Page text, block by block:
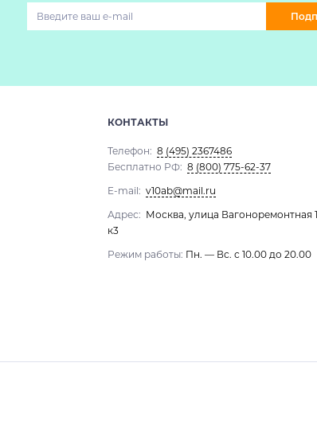
КОНТАКТЫ
Телефон: 8 (495) 2367486
Бесплатно РФ: 8 (800) 775-62-37
E-mail: v10ab@mail.ru
Адрес: Москва, улица Вагоноремонтная
к3
Режим работы: Пн. — Вс. с 10.00 до 20.00